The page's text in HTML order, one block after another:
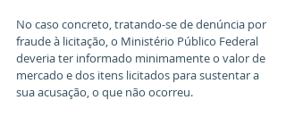
No caso concreto, tratando-se de denúncia por
fraude à licitação, o Ministério Público Federal
deveria ter informado minimamente o valor de
mercado e dos itens licitados para sustentar a
sua acusação, o que não ocorreu.